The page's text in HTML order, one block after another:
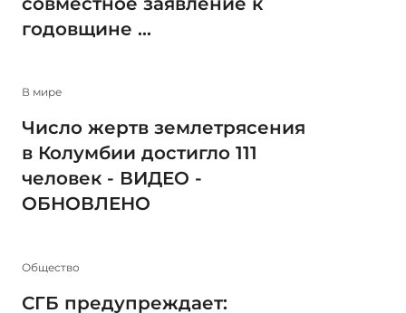
годовщине ...
В мире
Число жертв землетрясения
в Колумбии достигло 111
человек - ВИДЕО -
ОБНОВЛЕНО
Общество
СГБ предупреждает: